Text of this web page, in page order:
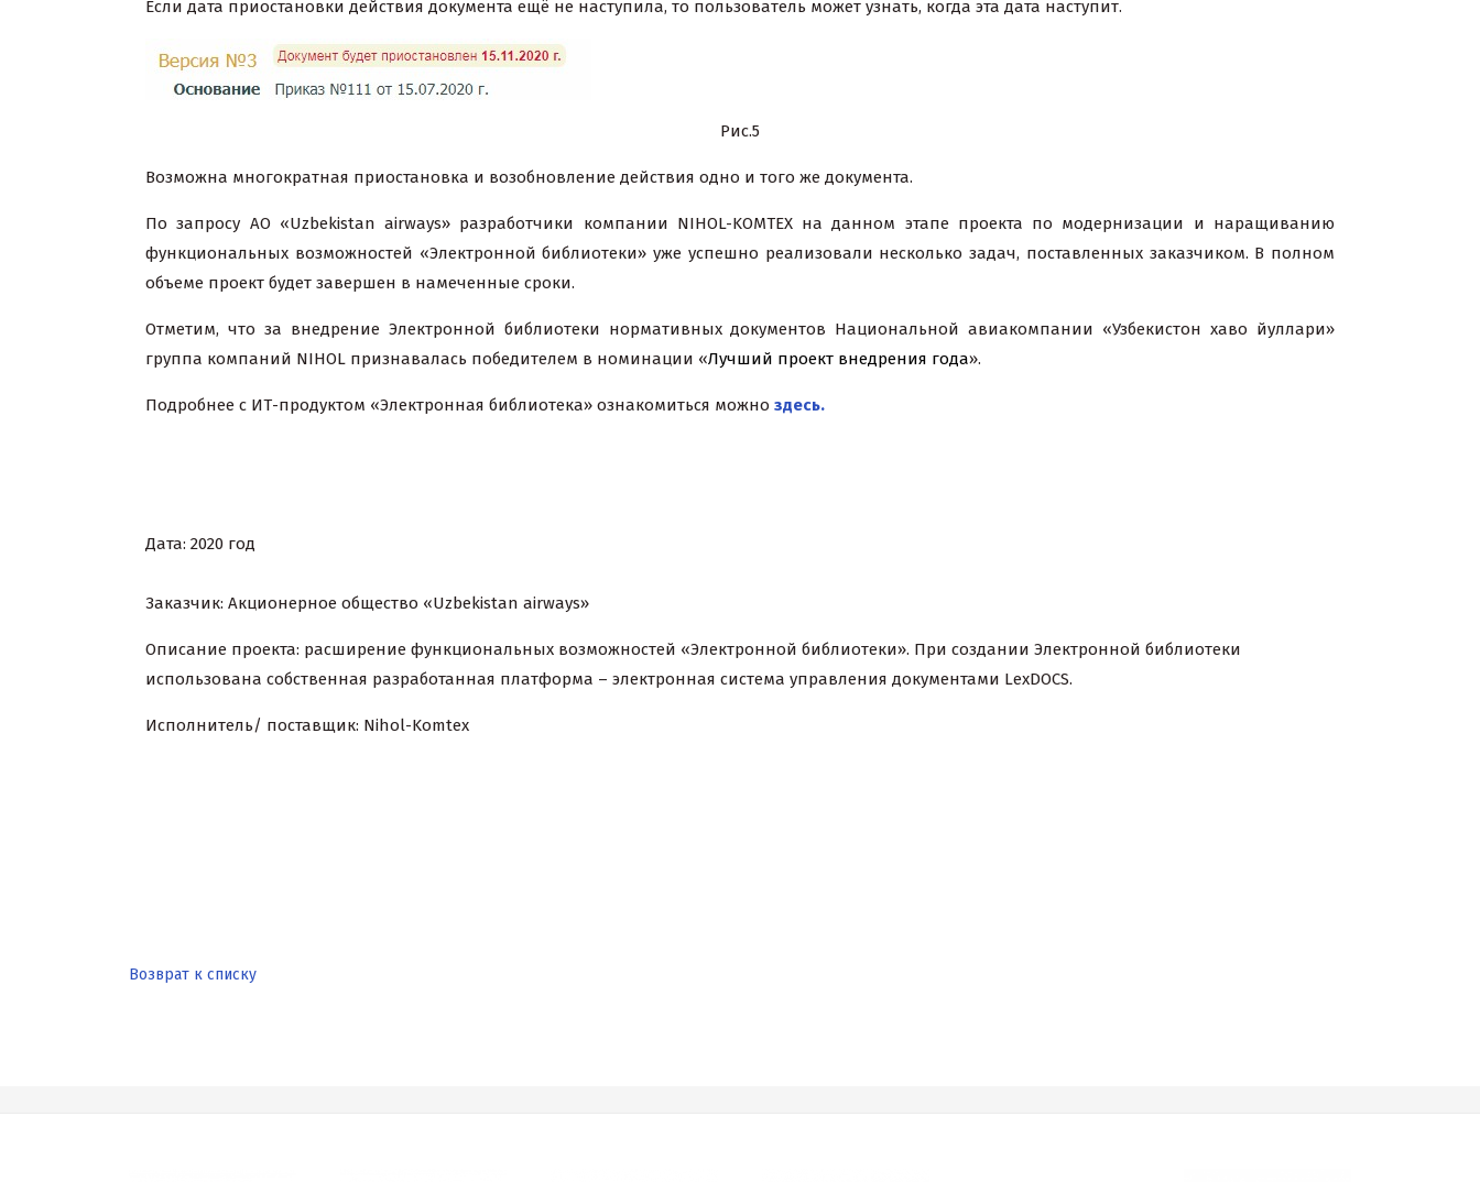
Если дата приостановки действия документа ещё не наступила, то пользователь может узнать, когда эта дата наступит.
Рис.5
Возможна многократная приостановка и возобновление действия одно и того же документа.
По запросу АО «Uzbekistan airways» разработчики компании NIHOL-KOMTEX на данном этапе проекта по модернизации и наращиванию
функциональных возможностей «Электронной библиотеки» уже успешно реализовали несколько задач, поставленных заказчиком. В полном
объеме проект будет завершен в намеченные сроки.
Отметим, что за внедрение Электронной библиотеки нормативных документов Национальной авиакомпании «Узбекистон хаво йуллари»
группа компаний NIHOL признавалась победителем в номинации «Лучший проект внедрения года».
Подробнее с ИТ-продуктом «Электронная библиотека» ознакомиться можно здесь.
Дата: 2020 год
Заказчик: Акционерное общество «Uzbekistan airways»
Описание проекта: расширение функциональных возможностей «Электронной библиотеки». При создании Электронной библиотеки
использована собственная разработанная платформа – электронная система управления документами LexDOCS.
Исполнитель/ поставщик: Nihol-Komtex
Возврат к списку